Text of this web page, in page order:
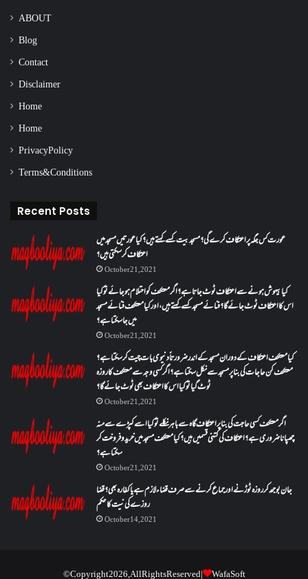
ABOUT
Blog
Contact
Disclaimer
Home
Home
Privacy Policy
Terms & Conditions
Recent Posts
عورت کس جگہ پر اعتکاف کرے گی؟مسجد بیت کسے کہتے ہیں؟کیا عورتیں مسجد میں
اعتکاف کر سکتی ہیں؟
October 21, 2021
کیا بیہوش ہونے سے اعتکاف ٹوٹ جاتا ہے؟ اگر معتکف کو احتلام ہو جائے تو کیا
اس کا اعتکاف ٹوٹ جائے گا؟فنائے مسجد کسے کہتے ہیں ، اور کیا معتکف فنائے مسجد
میں جا سکتا ہے؟
October 21, 2021
کیا معتکف اعتکاف کے دوران مسجد کے اندر ضرورتاً دنیوی بات چیت کر سکتا ہے؟
معتکف کن حاجات کی بنا پر مسجد سے نکل سکتا ہے؟ اگر کسی وجہ سے معتکف کا روزہ
ٹوٹ گیا تو کیا اس کا اعتکاف بھی ٹوٹ جائے گا؟
October 21, 2021
اگر معتکف کسی حاجت کی بنا پر اعتکاف گاہ سے باہر نکلے تو کیا اسے کپڑے سے منہ
چھپانا ضروری ہے؟اعتکاف کی کتنی قسمیں ہیں؟کیا معتکف مسجد میں خرید و فروخت کر
سکتا ہے؟
October 21, 2021
جان بوجھ کر روزہ ٹوڑنے اور جماع کرنے سے صرف قضاء لازم ہے یا کفارہ بھی؟ قضا
روزے کی نیت کا حکم
October 14, 2021
© Copyright 2026, All Rights Reserved | WafaSoft